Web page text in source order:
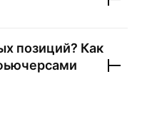
позиций? Как